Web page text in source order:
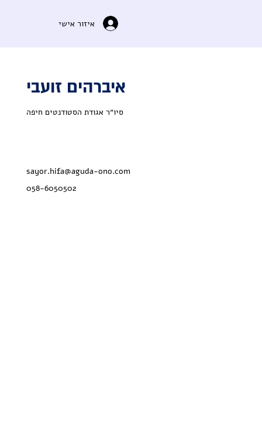
איזור אישי
איברהים זועבי
סיו״ר אגודת הסטודנטים חיפה
sayor.hifa@aguda-ono.com
058-6050502